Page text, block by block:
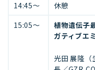
14:45〜
休憩
15:05〜
植物遺伝子
ガティブエ
光田 展隆（